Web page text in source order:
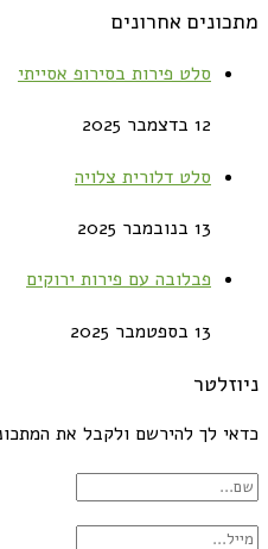
מתכונים אחרונים
סלט פירות בסירופ אסייתי
12 בדצמבר 2025
סלט דלורית צלויה
13 בנובמבר 2025
פבלובה עם פירות ירוקים
13 בספטמבר 2025
ניוזלטר
כדאי לך להירשם ולקבל את